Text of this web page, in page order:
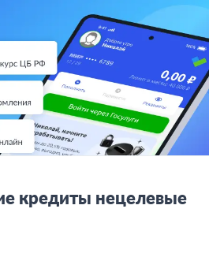
кредиты нецелевые